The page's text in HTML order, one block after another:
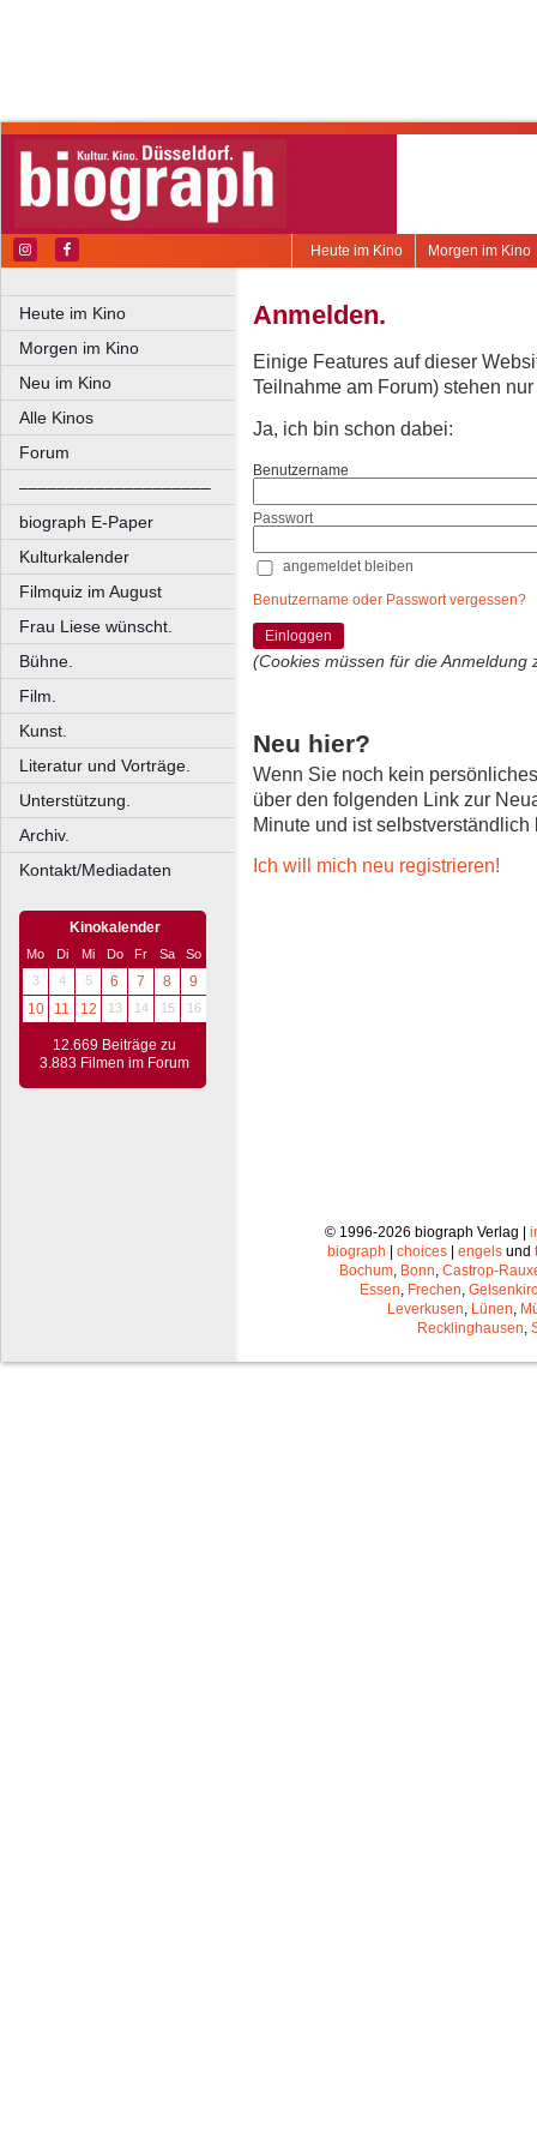
Morgen im Kino
Heute im Kino
Heute im Kino
Morgen im Kino
Neu im Kino
Alle Kinos
Forum
––––––––––––––––––––
biograph E-Paper
Kulturkalender
Filmquiz im August
Frau Liese wünscht.
Bühne.
Film.
Kunst.
Literatur und Vorträge.
Unterstützung.
Archiv.
Kontakt/Mediadaten
Kinokalender
Mo Di Mi Do Fr Sa
So
3
4 5 6 7 8
9
10
11 12 13 14 15 16
12.669 Beiträge zu
3.883 Filmen im Forum
Anmelden.
Einige Features auf dieser
Teilnahme am Forum) stehen
Ja, ich bin schon dabei:
Benutzername
Passwort
angemeldet bleiben
Benutzername oder Passwort vergessen?
Einloggen
(Cookies müssen für die Anmeldung
Neu hier?
Wenn Sie noch kein
über den folgenden Link zur
Minute und ist selbstverständlich
Ich will mich neu registrieren!
© 1996-2026 biograph Verlag |
biograph
choices engels und
Bochum, Bonn, Castrop-
Essen, Frechen,
Leverkusen, Lünen,
Recklinghausen,